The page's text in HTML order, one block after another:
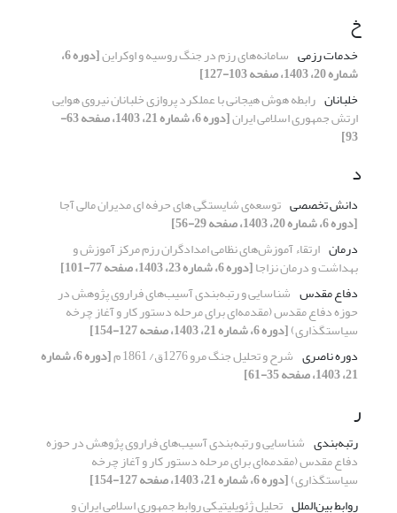
خ
خدمات رزمی سامانه‌های رزم در جنگ روسیه و اوکراین [دوره 6،
شماره 20، 1403، صفحه 103-127]
خلبانان رابطه هوش هیجانی با عملکرد پروازی خلبانان نیروی هوایی
ارتش جمهوری اسلامی ایران [دوره 6، شماره 21، 1403، صفحه 63-
93]
د
دانش تخصصی توسعه‌ی شایستگی های حرفه ای مدیران مالی آجا
[دوره 6، شماره 20، 1403، صفحه 29-56]
درمان ارتقاء آموزش‌های نظامی امدادگران ‌رزم مرکز آموزش و
بهداشت و درمان نزاجا[دوره 6، شماره 23، 1403، صفحه 77-101]
دفاع مقدس شناسایی و رتبه‌بندی آسیب‌های فراروی پژوهش در
حوزه دفاع مقدس (مقدمه‌ای برای مرحله دستور کار و آغاز چرخه
سیاستگذاری)[دوره 6، شماره 21، 1403، صفحه 127-154]
دوره ناصری شرح و تحلیل جنگ مرو 1276ق/ 1861 م [دوره 6، شماره
21، 1403، صفحه 35-61]
ر
رتبه‌بندی شناسایی و رتبه‌بندی آسیب‌های فراروی پژوهش در حوزه
دفاع مقدس (مقدمه‌ای برای مرحله دستور کار و آغاز چرخه
سیاستگذاری)[دوره 6، شماره 21، 1403، صفحه 127-154]
روابط بین‌الملل تحلیل ژئوپلیتیکی روابط جمهوری اسلامی ایران و